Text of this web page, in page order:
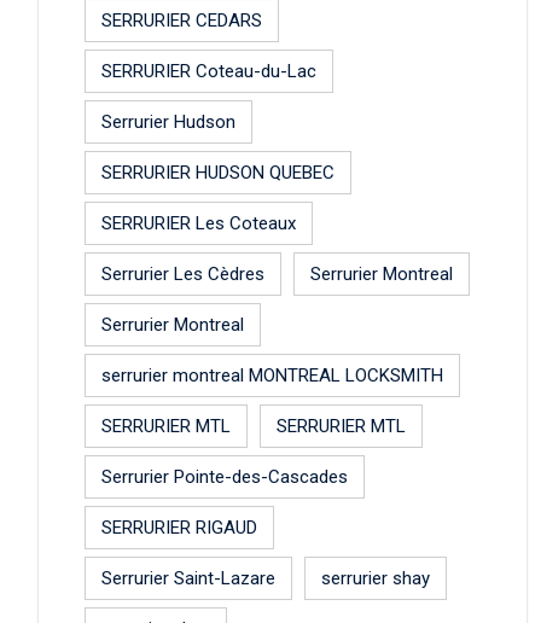
SERRURIER CEDARS
SERRURIER Coteau-du-Lac
Serrurier Hudson
SERRURIER HUDSON QUEBEC
SERRURIER Les Coteaux
Serrurier Les Cèdres Serrurier Montreal
Serrurier Montreal
serrurier montreal MONTREAL LOCKSMITH
SERRURIER MTL SERRURIER MTL
Serrurier Pointe-des-Cascades
SERRURIER RIGAUD
Serrurier Saint-Lazare serrurier shay